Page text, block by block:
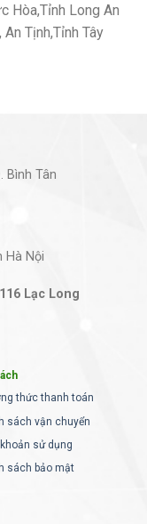
Hòa,Tỉnh Long An
An Tịnh,Tỉnh Tây
Bình Tân
Hà Nội
Lạc Long
thức thanh toán
sách vận chuyển
sử dụng
sách bảo mật